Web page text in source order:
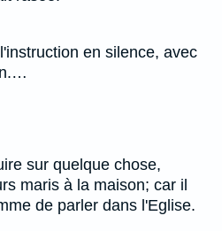
en silence, avec
sur quelque chose,
maris à la maison; car il
de parler dans l'Eglise.